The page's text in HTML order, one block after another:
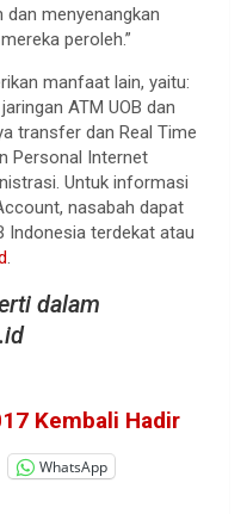
dan menyenangkan
peroleh.”
manfaat lain, yaitu:
ATM UOB dan
transfer dan Real Time
Personal Internet
Untuk informasi
nasabah dapat
Indonesia terdekat atau
.
dalam
Kembali Hadir
WhatsApp